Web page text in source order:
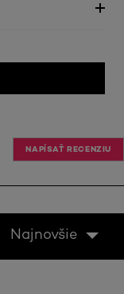
NAPÍSAŤ RECENZIU
Najnovšie